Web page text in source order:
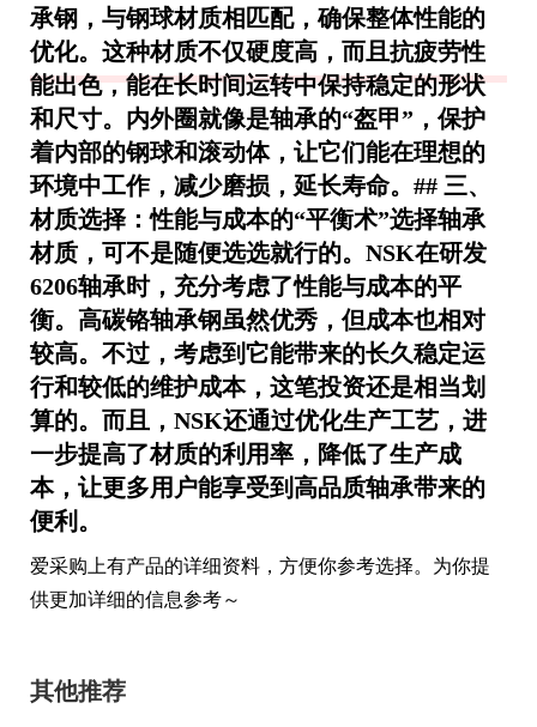
承钢，与钢球材质相匹配，确保整体性能的
优化。这种材质不仅硬度高，而且抗疲劳性
能出色，能在长时间运转中保持稳定的形状
和尺寸。内外圈就像是轴承的“盔甲”，保护
着内部的钢球和滚动体，让它们能在理想的
环境中工作，减少磨损，延长寿命。## 三、
材质选择：性能与成本的“平衡术”选择轴承
材质，可不是随便选选就行的。NSK在研发
6206轴承时，充分考虑了性能与成本的平
衡。高碳铬轴承钢虽然优秀，但成本也相对
较高。不过，考虑到它能带来的长久稳定运
行和较低的维护成本，这笔投资还是相当划
算的。而且，NSK还通过优化生产工艺，进
一步提高了材质的利用率，降低了生产成
本，让更多用户能享受到高品质轴承带来的
便利。
爱采购上有产品的详细资料，方便你参考选择。为你提
供更加详细的信息参考～
其他推荐